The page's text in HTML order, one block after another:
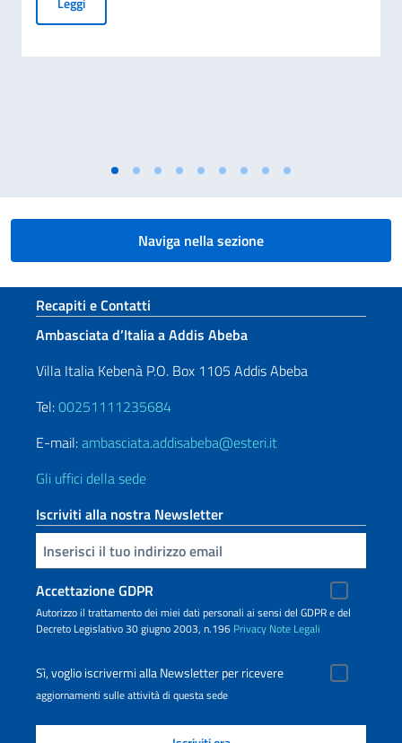
Naviga nella sezione
Sezione footer
Recapiti e Contatti
Ambasciata d’Italia a Addis Abeba
Villa Italia Kebenà P.O. Box 1105 Addis Abeba
Tel:00251111235684
E-mail:ambasciata.addisabeba@esteri.it
Gli uffici della sede
Iscriviti alla nostra Newsletter
Inserisci la tua email
Accettazione GDPR
Autorizzo il trattamento dei miei dati personali ai sensi del GDPR e del
Decreto Legislativo 30 giugno 2003, n.196 Privacy Note Legali
Sì, voglio iscrivermi alla Newsletter per ricevere
aggiornamenti sulle attività di questa sede